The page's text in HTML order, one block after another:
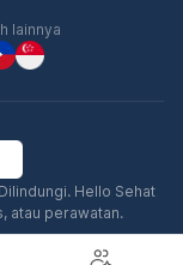
lainnya
Hello Sehat
atau perawatan.